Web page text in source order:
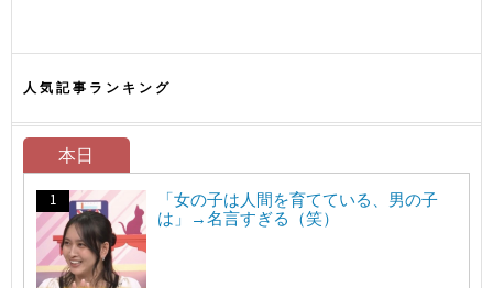
人気記事ランキング
本日
「女の子は人間を育てている、男の子
は」→名言すぎる（笑）